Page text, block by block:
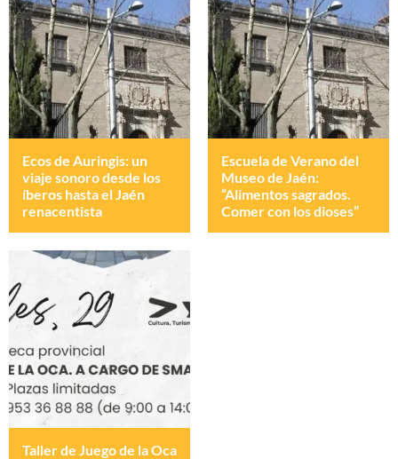
Ecos de Auringis: un
viaje sonoro desde los
íberos hasta el Jaén
renacentista
Escuela de Verano del
Museo de Jaén:
“Alimentos sagrados.
Comer con los dioses”
Taller de Juego de la Oca